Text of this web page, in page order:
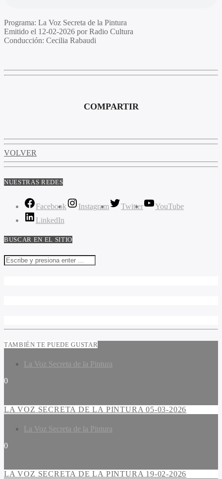
Programa: La Voz Secreta de la Pintura
Emitido el 12-02-2026 por Radio Cultura
Conducción: Cecilia Rabaudi
COMPARTIR
VOLVER
NUESTRAS REDES
Facebook Instagram Twitter
YouTube
LinkedIn
BUSCAR EN EL SITIO
TAMBIÉN TE PUEDE GUSTAR
La Voz Secreta de la Pintura
0
LA VOZ SECRETA DE LA PINTURA 05-03-2026
La Voz Secreta de la Pintura
0
LA VOZ SECRETA DE LA PINTURA 19-02-2026